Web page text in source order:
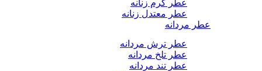
عطر گرم زنانه
عطر معتدل زنانه
عطر مردانه
عطر ترش مردانه
عطر تلخ مردانه
عطر تند مردانه